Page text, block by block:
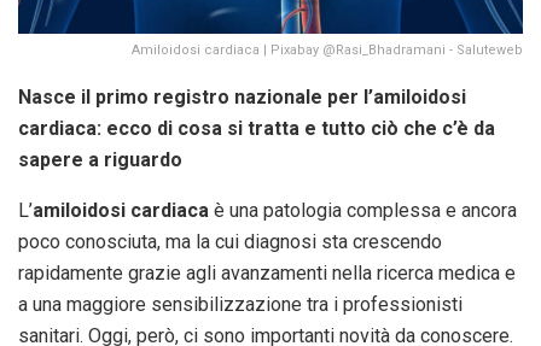
Amiloidosi cardiaca | Pixabay @Rasi_Bhadramani - Saluteweb
Nasce il primo registro nazionale per l’amiloidosi
cardiaca: ecco di cosa si tratta e tutto ciò che c’è da
sapere a riguardo
L’amiloidosi cardiaca è una patologia complessa e ancora
poco conosciuta, ma la cui diagnosi sta crescendo
rapidamente grazie agli avanzamenti nella ricerca medica e
a una maggiore sensibilizzazione tra i professionisti
sanitari. Oggi, però, ci sono importanti novità da conoscere.